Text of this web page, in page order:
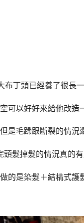
布丁頭已經養了很長
可以好好來給他改造
是毛躁跟斷裂的情況
頭髮掉髮的情況真的
的是染髮＋結構式護